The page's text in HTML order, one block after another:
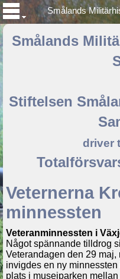
Smålands
Smålands
Stiftelsen
driver
Veternerna
minnessten
Veteranminnessten i
Något spännande tilldrog
Veterandagen den 29 maj,
invigdes en ny
plats i museiparken